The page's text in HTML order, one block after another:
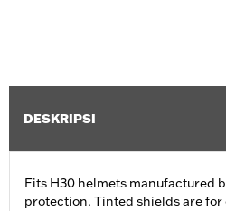
DESKRIPSI
Fits H30 helmets manufactured
protection. Tinted shields are for